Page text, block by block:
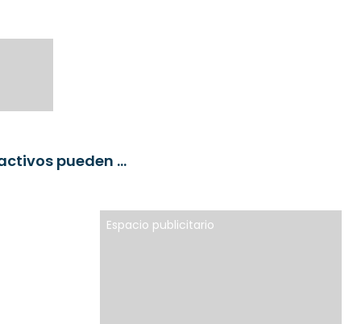
T. Rowe Price lanza campaña para mostrar como los ETF activos pueden ayudar a los inversores a manejar la volatilidad
Espacio publicitario